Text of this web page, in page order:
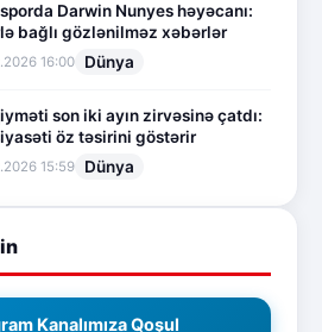
Darwin Nunyes həyəcanı:
bağlı gözlənilməz xəbərlər
16:00 Dünya
son iki ayın zirvəsinə çatdı:
öz təsirini göstərir
15:59 Dünya
Kanalımıza Qoşul